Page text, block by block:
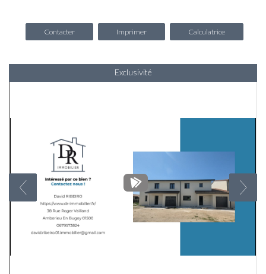
Contacter Imprimer Calculatrice
Exclusivité